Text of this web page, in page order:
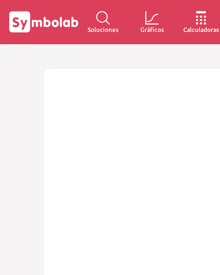
Soluciones Gráficos Calculadoras